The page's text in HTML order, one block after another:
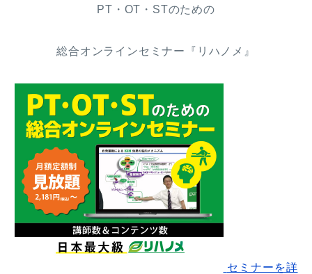
PT・OT・STのための
総合オンラインセミナー『リハノメ』
セミナーを詳